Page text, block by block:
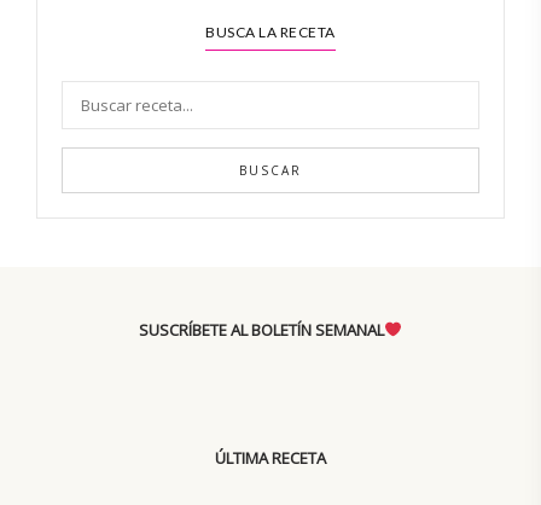
BUSCA LA RECETA
BUSCAR
SUSCRÍBETE AL BOLETÍN SEMANAL
ÚLTIMA RECETA